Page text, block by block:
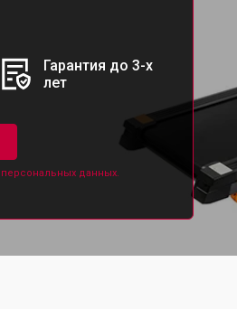
Гарантия до 3-х
лет
персональных данных.